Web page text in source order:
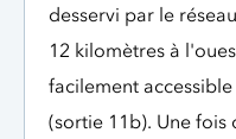
desservi par le
12 kilomètres à
facilement
(sortie 11b). Une fois